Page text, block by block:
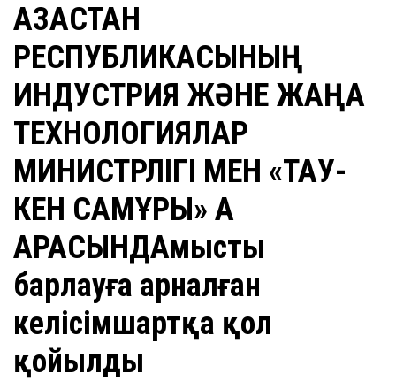
ҚАЗАҚСТАН
РЕСПУБЛИКАСЫНЫҢ
ИНДУСТРИЯ ЖӘНЕ ЖАҢА
ТЕХНОЛОГИЯЛАР
МИНИСТРЛІГІ МЕН «ТАУ-
КЕН САМҰРЫҚ» АҚ
АРАСЫНДАмысты
барлауға арналған
келісімшартқа қол
қойылды